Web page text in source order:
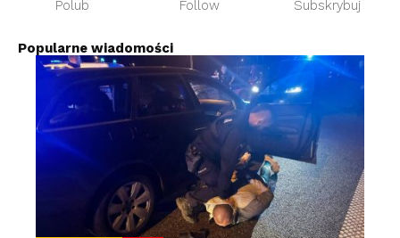
Polub Follow Subskrybuj
Popularne wiadomości